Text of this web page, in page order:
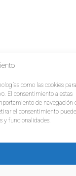
como las cookies para
El consentimiento a estas
de navegación
el consentimiento puede
y funcionalidades.